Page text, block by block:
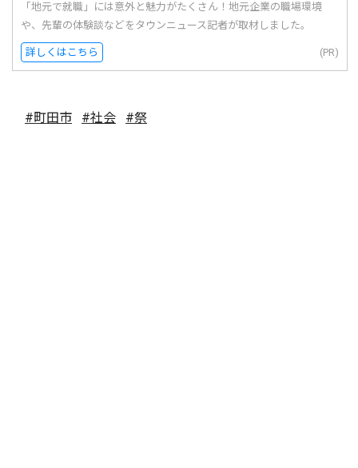
「地元で就職」には意外と魅力がたくさん！地元企業の職場環境
や、先輩の体験談などをタウンニュース記者が取材しました。
詳しくはこちら (PR)
#町田市 #社会 #祭